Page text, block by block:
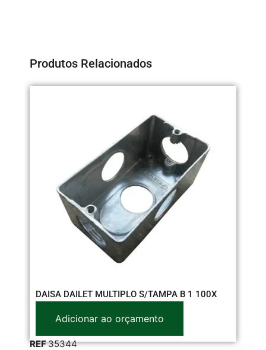
Produtos Relacionados
DAISA DAILET MULTIPLO S/TAMPA B 1 100X
Adicionar ao orçamento
REF35344